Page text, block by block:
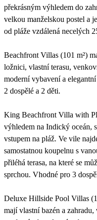
překrásným výhledem do
velkou manželskou postel a
od pláže vzdálená necelých
Beachfront Villas (101 m²)
ložnici, vlastní terasu,
moderní vybavení a
2 dospělé a 2 děti.
King Beachfront Villa with
výhledem na Indický oceán,
vstupem na pláž. Ve vile
samostatnou koupelnu s
přiléhá terasa, na které se
sprchou. Vhodné pro 3
Deluxe Hillside Pool Villas
mají vlastní bazén a